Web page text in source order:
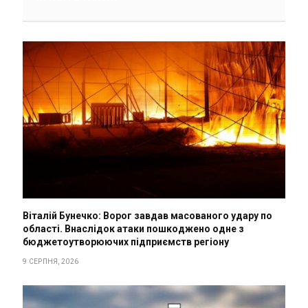
Віталій Бунечко: Ворог завдав масованого удару по
області. Внаслідок атаки пошкоджено одне з
бюджетоутворюючих підприємств регіону
9 СЕРПНЯ, 2026